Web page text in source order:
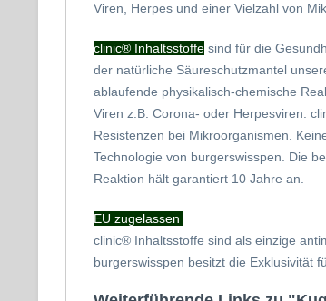
Viren, Herpes und einer Vielzahl von
clinic® Inhaltsstoffe sind für die
der natürliche Säureschutzmantel
ablaufende physikalisch-chemische
Viren z.B. Corona- oder Herpesviren.
Resistenzen bei Mikroorganismen.
Technologie von burgerswisspen. Die
Reaktion hält garantiert 10 Jahre an.
EU zugelassen
clinic® Inhaltsstoffe sind als einzige
burgerswisspen besitzt die Exklusivität